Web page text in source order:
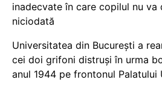
inadecvate în care copilul nu va
niciodată
Universitatea din București a
cei doi grifoni distruși în urma
anul 1944 pe frontonul Palatului